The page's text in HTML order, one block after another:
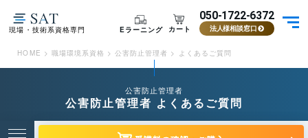
現場・技術系資格専門 Eラーニング カート
050-1722-6372
法人様相談窓口
HOME > 職場環境系資格 >公害防止管理者 > よくあるご質問
公害防止管理者
公害防止管理者 よくあるご質問